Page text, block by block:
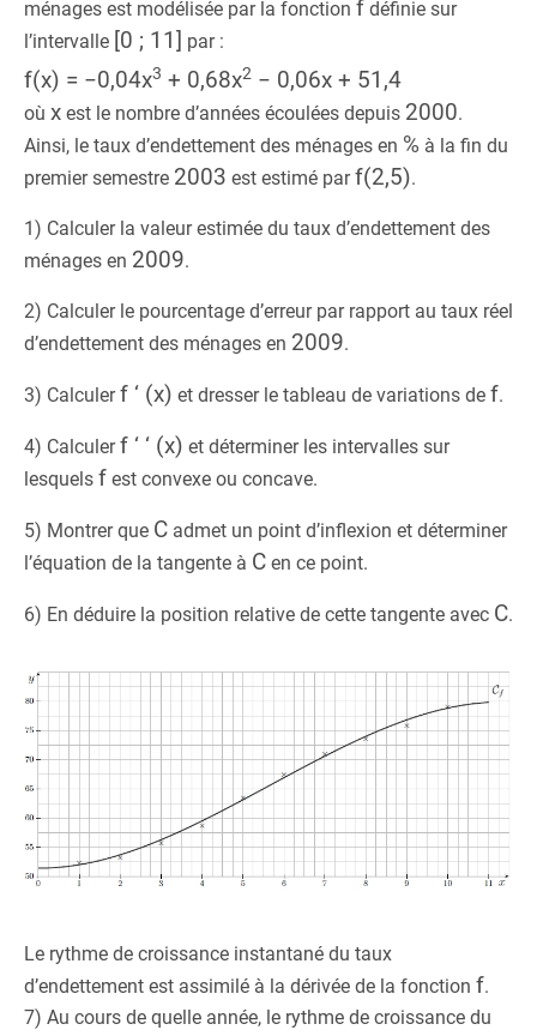
ménages est modélisée par la fonction f définie sur
l’intervalle [0 ; 11] par :
f(x) = −0,04x3 + 0,68x2 − 0,06x + 51,4
où x est le nombre d’années écoulées depuis 2000.
Ainsi, le taux d’endettement des ménages en % à la fin du
premier semestre 2003 est estimé parf(2,5).
1) Calculer la valeur estimée du taux d’endettement des
ménages en 2009.
2) Calculer le pourcentage d’erreur par rapport au taux réel
d’endettement des ménages en 2009.
3) Calculerf ‘ (x) et dresser le tableau de variations de f.
4) Calculerf ‘ ‘ (x) et déterminer les intervalles sur
lesquels f est convexe ou concave.
5) Montrer que C admet un point d’inflexion et déterminer
l’équation de la tangente à C en ce point.
6) En déduire la position relative de cette tangente avec C.
Le rythme de croissance instantané du taux
d’endettement est assimilé à la dérivée de la fonction f.
7) Au cours de quelle année, le rythme de croissance du